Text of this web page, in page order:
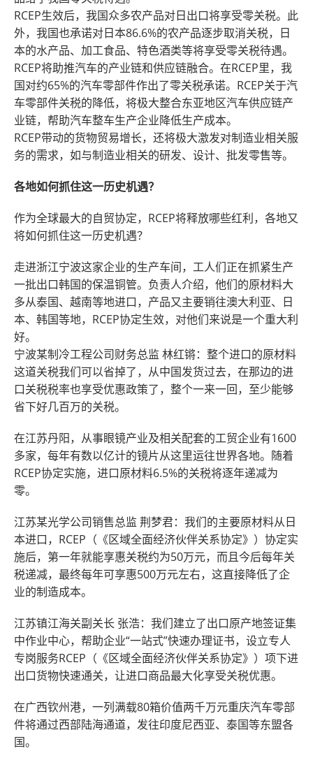
RCEP生效后，我国众多农产品对日出口将享受零关税。此
外，我国也承诺对日本86.6%的农产品逐步取消关税，日
本的水产品、加工食品、特色酒类等将享受零关税待遇。
RCEP将助推汽车的产业链和供应链融合。在RCEP里，我
国对约65%的汽车零部件作出了零关税承诺。RCEP关于汽
车零部件关税的降低，将极大整合东亚地区汽车供应链产
业链，帮助汽车整车生产企业降低生产成本。
RCEP带动的货物贸易增长，还将极大激发对制造业相关服
务的需求，如与制造业相关的研发、设计、批发零售等。
各地如何抓住这一历史机遇？
作为全球最大的自贸协定，RCEP将释放哪些红利，各地又
将如何抓住这一历史机遇？
走进浙江宁波这家企业的生产车间，工人们正在抓紧生产
一批出口韩国的保温铜管。负责人介绍，他们的原材料大
多从泰国、越南等地进口，产品又主要销往澳大利亚、日
本、韩国等地，RCEP协定生效，对他们来说是一个重大利
好。
宁波某制冷工程公司财务总监 林红锵：整个进口的原材料
这道关税我们可以省掉了，从中国发货过去，在那边的进
口关税税率也享受优惠政策了，整个一来一回，至少能够
省下好几百万的关税。
在江苏丹阳，从事眼镜产业及相关配套的工贸企业有1600
多家，每年有数以亿计的镜片从这里运往世界各地。随着
RCEP协定实施，进口原材料6.5%的关税将逐年递减为
零。
江苏某光学公司销售总监 荆梦君：我们的主要原材料从日
本进口，RCEP（《区域全面经济伙伴关系协定》）协定实
施后，第一年就能享惠关税约为50万元，而且今后每年关
税递减，最终每年可享惠500万元左右，这直接降低了企
业的制造成本。
江苏镇江海关副关长 张浩：我们建立了出口原产地签证集
中作业中心，帮助企业“一站式”快速办理证书，设立专人
专岗服务RCEP（《区域全面经济伙伴关系协定》）项下进
出口货物快速通关，让进口商品最大化享受关税优惠。
在广西钦州港，一列满载80箱价值两千万元重庆汽车零部
件将通过西部陆海通道，发往印度尼西亚、泰国等东盟各
国。